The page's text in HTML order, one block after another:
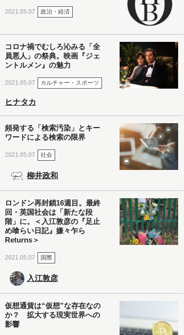
2021.05.07 政治・経済
コロナ禍でむしろ沁みる「全
員悪人」の祭典。映画『ジェ
ントルメン』の魅力
2021.05.07 カルチャー・スポーツ
ヒナタカ
頻発する「検索汚染」とキー
ワードによる検索の限界
2021.05.07 社会
柳井政和
ロンドン再封鎖16週目。最終
回・英国社会は「新たな段
階」に。＜入江敦彦の『足止
め喰らい日記』嫌々乍ら
Returns＞
2021.05.07 国際
入江敦彦
仮想通貨は“仮想”な存在なの
か？ 拡大する現実世界への
影響